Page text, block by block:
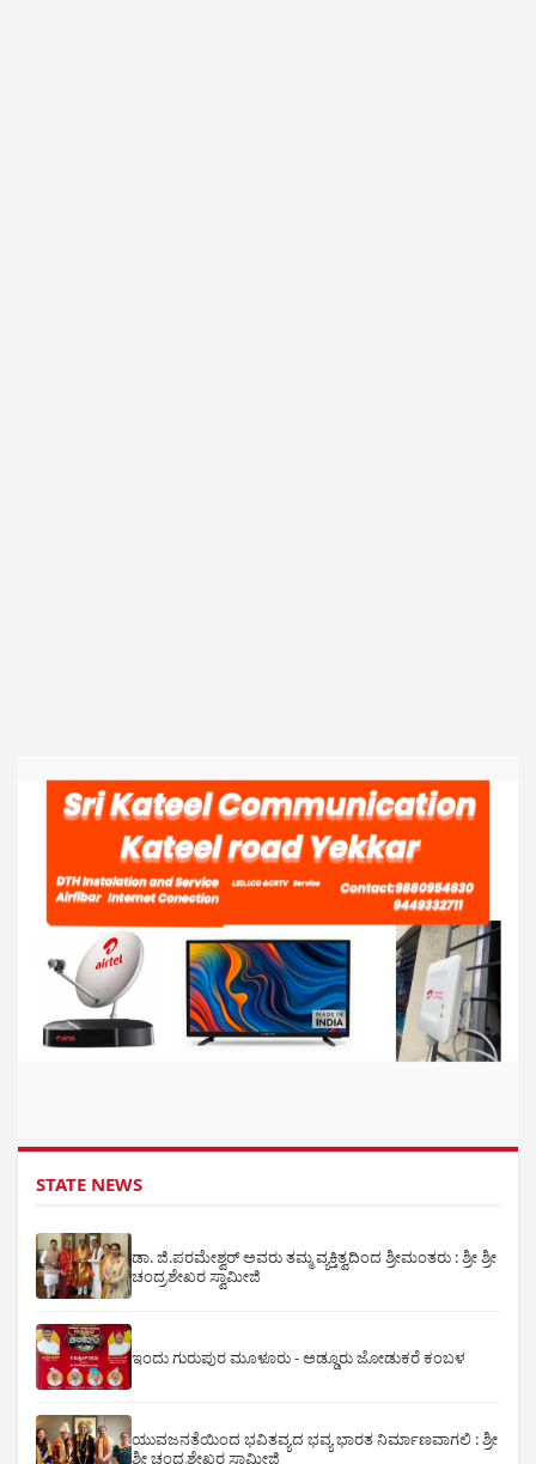
STATE NEWS
ಡಾ. ಜಿ.ಪರಮೇಶ್ವರ್ ಅವರು ತಮ್ಮ ವ್ಯಕ್ತಿತ್ವದಿಂದ ಶ್ರೀಮಂತರು : ಶ್ರೀ ಶ್ರೀ
ಚಂದ್ರಶೇಖರ ಸ್ವಾಮೀಜಿ
ಇಂದು ಗುರುಪುರ ಮೂಳೂರು - ಅಡ್ಡೂರು ಜೋಡುಕರೆ ಕಂಬಳ
ಯುವಜನತೆಯಿಂದ ಭವಿತವ್ಯದ ಭವ್ಯ ಭಾರತ ನಿರ್ಮಾಣವಾಗಲಿ : ಶ್ರೀ
ಶ್ರೀ ಚಂದ್ರಶೇಖರ ಸ್ವಾಮೀಜಿ